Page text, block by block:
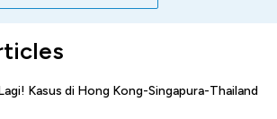
Kasus di Hong Kong-Singapura-Thailand